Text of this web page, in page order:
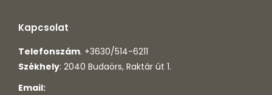
Kapcsolat
Telefonszám. +3630/514-6211
Székhely: 2040 Budaörs, Raktár út 1.
Email: